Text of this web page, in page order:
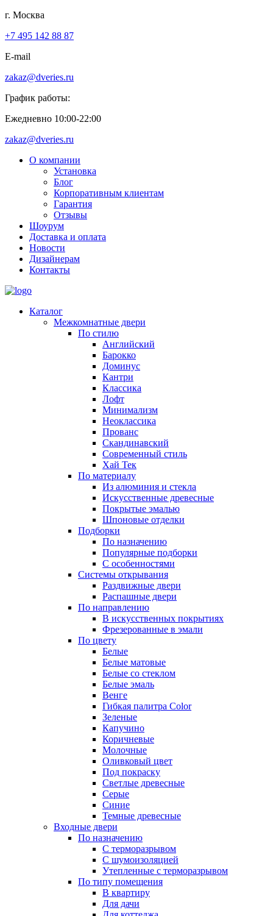
г. Москва
+7 495 142 88 87
E-mail
zakaz@dveries.ru
График работы:
Ежедневно 10:00-22:00
zakaz@dveries.ru
О компании
Установка
Блог
Корпоративным клиентам
Гарантия
Отзывы
Шоурум
Доставка и оплата
Новости
Дизайнерам
Контакты
Каталог
Межкомнатные двери
По стилю
Английский
Барокко
Доминус
Кантри
Классика
Лофт
Минимализм
Неоклассика
Прованс
Скандинавский
Современный стиль
Хай Тек
По материалу
Из алюминия и стекла
Искусственные древесные
Покрытые эмалью
Шпоновые отделки
Подборки
По назначению
Популярные подборки
С особенностями
Системы открывания
Раздвижные двери
Распашные двери
По направлению
В искусственных покрытиях
Фрезерованные в эмали
По цвету
Белые
Белые матовые
Белые со стеклом
Белые эмаль
Венге
Гибкая палитра Color
Зеленые
Капучино
Коричневые
Молочные
Оливковый цвет
Под покраску
Светлые древесные
Серые
Синие
Темные древесные
Входные двери
По назначению
С терморазрывом
С шумоизоляцией
Утепленные с терморазрывом
По типу помещения
В квартиру
Для дачи